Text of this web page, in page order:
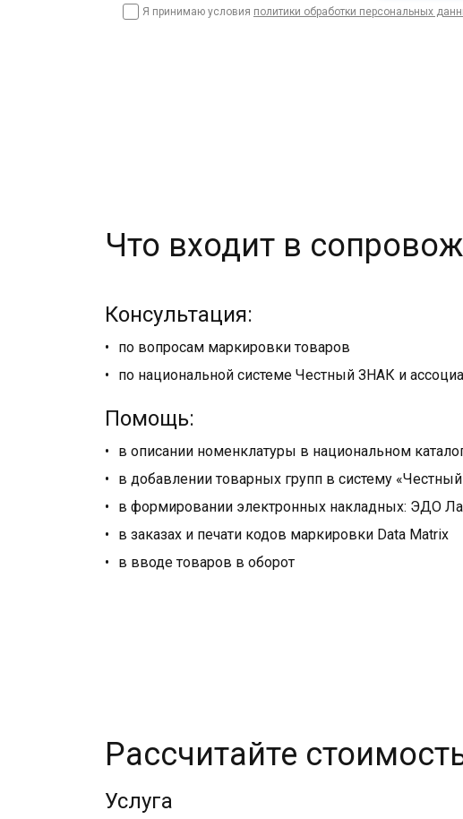
Я принимаю условия политики обработки персональных
Что входит в
Консультация:
по вопросам маркировки товаров
по национальной системе Честный ЗНАК и
Помощь:
в описании номенклатуры в национальном
в добавлении товарных групп в систему
в формировании электронных накладных: ЭДО
в заказах и печати кодов маркировки Data Matrix
в вводе товаров в оборот
Рассчитайте
Услуга